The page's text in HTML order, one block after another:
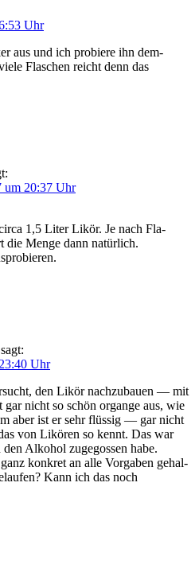
Uhr
aus und ich pro­bie­re ihn dem­
Fla­schen reicht denn das
um 20:37 Uhr
1,5 Liter Likör. Je nach Fla­
die Men­ge dann natürlich.
sagt:
Uhr
den Likör nach­zu­bau­en — mit
nicht so schön organ­ge aus, wie
aber ist er sehr flüs­sig — gar nicht
von Likö­ren so kennt. Das war
Alko­hol zuge­gos­sen habe.
kon­kret an alle Vor­ga­ben gehal­
Kann ich das noch